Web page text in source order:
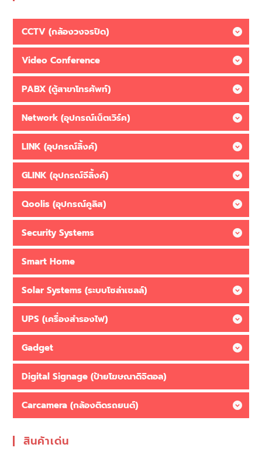
CCTV (กล้องวงจรปิด)
Video Conference
PABX (ตู้สาขาโทรศัพท์)
Network (อุปกรณ์เน็ตเวิร์ค)
LINK (อุปกรณ์ลิ้งค์)
GLINK (อุปกรณ์จีลิ้งค์)
Qoolis (อุปกรณ์คูลิส)
Security Systems
Smart Home
Solar Systems (ระบบโซล่าเซลล์)
UPS (เครื่องสำรองไฟ)
Gadget
Digital Signage (ป้ายโฆษณาดิจิตอล)
Carcamera (กล้องติดรถยนต์)
สินค้าเด่น